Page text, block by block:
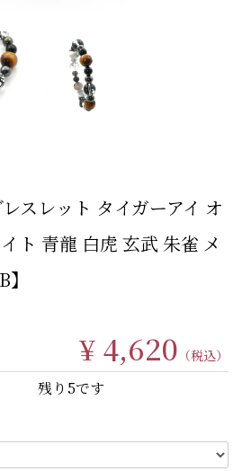
スレット タイガーアイ オ
ト 青龍 白虎 玄武 朱雀 メ
¥ 4,620 （税込）
残り5です